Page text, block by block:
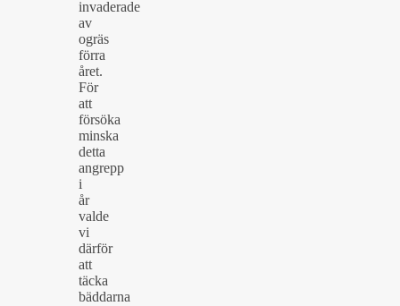
invaderade
av
ogräs
förra
året.
För
att
försöka
minska
detta
angrepp
i
år
valde
vi
därför
att
täcka
bäddarna